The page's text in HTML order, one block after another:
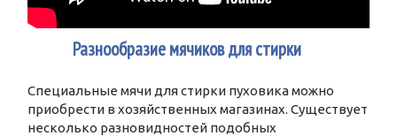
Разнообразие мячиков для стирки
Специальные мячи для стирки пуховика можно
приобрести в хозяйственных магазинах. Существует
несколько разновидностей подобных